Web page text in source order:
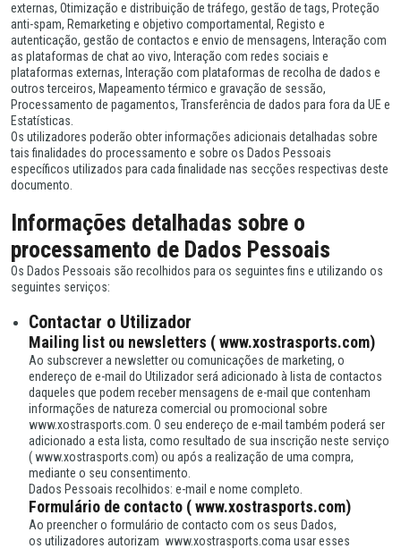
externas, Otimização e distribuição de tráfego, gestão de tags, Proteção
anti-spam, Remarketing e objetivo comportamental, Registo e
autenticação, gestão de contactos e envio de mensagens, Interação com
as plataformas de chat ao vivo, Interação com redes sociais e
plataformas externas, Interação com plataformas de recolha de dados e
outros terceiros, Mapeamento térmico e gravação de sessão,
Processamento de pagamentos, Transferência de dados para fora da UE e
Estatísticas.
Os utilizadores poderão obter informações adicionais detalhadas sobre
tais finalidades do processamento e sobre os Dados Pessoais
específicos utilizados para cada finalidade nas secções respectivas deste
documento.
Informações detalhadas sobre o
processamento de Dados Pessoais
Os Dados Pessoais são recolhidos para os seguintes fins e utilizando os
seguintes serviços:
Contactar o Utilizador
Mailing list ou newsletters ( www.xostrasports.com)
Ao subscrever a newsletter ou comunicações de marketing, o
endereço de e-mail do Utilizador será adicionado à lista de contactos
daqueles que podem receber mensagens de e-mail que contenham
informações de natureza comercial ou promocional sobre
www.xostrasports.com. O seu endereço de e-mail também poderá ser
adicionado a esta lista, como resultado de sua inscrição neste serviço
( www.xostrasports.com) ou após a realização de uma compra,
mediante o seu consentimento.
Dados Pessoais recolhidos: e-mail e nome completo.
Formulário de contacto ( www.xostrasports.com)
Ao preencher o formulário de contacto com os seus Dados,
os utilizadores autorizam www.xostrasports.coma usar esses